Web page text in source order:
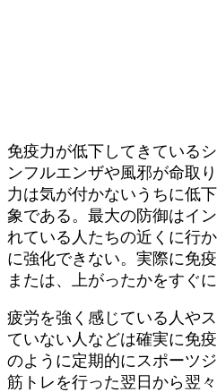
免疫力が低下してきている
ンフルエンザや風邪が命取
力は気が付かないうちに低
象である。最大の防御はイ
れている人たちの近くに行
に強化できない。実際に免
または、上がったかをすぐ
疲労を強く感じている人や
ていない人などは確実に免
のように定期的にスポーツ
筋トレを行った翌日から翌